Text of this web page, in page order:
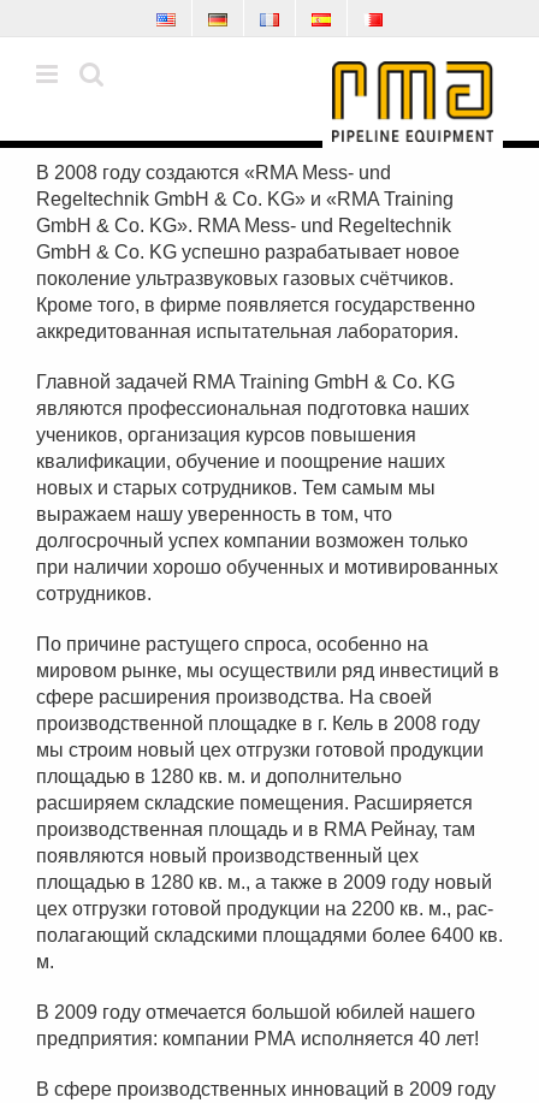
to
content
В 2008 году создаются «RMA Mess- und
Regeltechnik GmbH & Co. KG» и «RMA Training
GmbH & Co. KG». RMA Mess- und Regeltechnik
GmbH & Co. KG успешно разрабатывает новое
поколение ультразвуковых газовых счётчиков.
Кроме того, в фирме появляется государственно
аккредитованная испытательная лаборатория.
Главной задачей RMA Training GmbH & Co. KG
являются профессиональная подготовка наших
учеников, организация курсов повышения
квалификации, обучение и поощрение наших
новых и старых сотрудников. Тем самым мы
выражаем нашу уверенность в том, что
долгосрочный успех компании возможен только
при наличии хорошо обученных и мотивированных
сотрудников.
По причине растущего спроса, особенно на
мировом рынке, мы осуществили ряд инвестиций в
сфере расширения производства. На своей
производственной площадке в г. Кель в 2008 году
мы строим новый цех отгрузки готовой продукции
площадью в 1280 кв. м. и дополнительно
расширяем складские помещения. Расширяется
производственная площадь и в RMA Рейнау, там
появляются новый производственный цех
площадью в 1280 кв. м., а также в 2009 году новый
цех отгрузки готовой продукции на 2200 кв. м., рас-
полагающий складскими площадями более 6400 кв.
м.
В 2009 году отмечается большой юбилей нашего
предприятия: компании РМА исполняется 40 лет!
В сфере производственных инноваций в 2009 году